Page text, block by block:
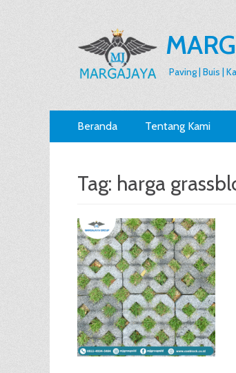
Paving | Buis |
Primary
Menu
Beranda Tentang Kami
Tag: harga